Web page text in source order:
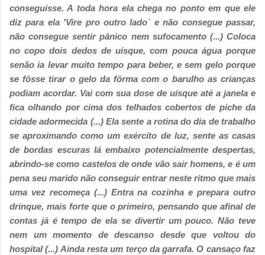
conseguisse. A toda hora ela chega no ponto em que ele
diz para ela 'Vire pro outro lado´ e não consegue passar,
não consegue sentir pânico nem sufocamento (...)Coloca
no copo dois dedos de uísque, com pouca água porque
senão ia levar muito tempo para beber, e sem gelo porque
se fôsse tirar o gelo da fôrma com o barulho as crianças
podiam acordar. Vai com sua dose de uísque até a janela e
fica olhando por cima dos telhados cobertos de piche da
cidade adormecida (...) Ela sente a rotina do dia de trabalho
se aproximando como um exército de luz, sente as casas
de bordas escuras lá embaixo potencialmente despertas,
abrindo-se como castelos de onde vão sair homens, e é um
pena seu marido não conseguir entrar neste ritmo que mais
uma vez recomeça (...) Entra na cozinha e prepara outro
drinque, mais forte que o primeiro, pensando que afinal de
contas já é tempo de ela se divertir um pouco. Não teve
nem um momento de descanso desde que voltou do
hospital (...) Ainda resta um terço da garrafa. O cansaço faz